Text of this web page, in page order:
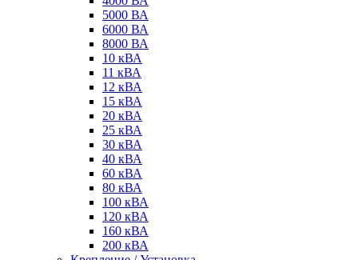
5000 ВА
6000 ВА
8000 ВА
10 кВА
11 кВА
12 кВА
15 кВА
20 кВА
25 кВА
30 кВА
40 кВА
60 кВА
80 кВА
100 кВА
120 кВА
160 кВА
200 кВА